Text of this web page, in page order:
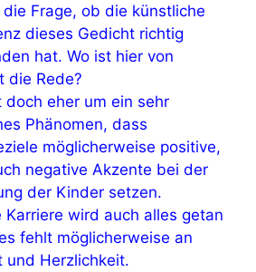
Frage, ob die künstliche
dieses Gedicht richtig
hat. Wo ist hier von
die Rede?
doch eher um ein sehr
Phänomen, dass
möglicherweise positive,
negative Akzente bei der
der Kinder setzen.
Karriere wird auch alles getan
fehlt möglicherweise an
und Herzlichkeit.